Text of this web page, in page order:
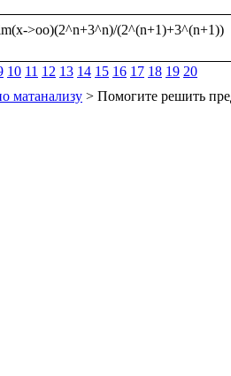
10 11 12 13 14 15 16 17 18 19 20
матанализу > Помогите решить